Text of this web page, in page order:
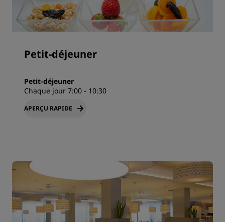
Petit-déjeuner
Petit-déjeuner
Chaque jour 7:00 - 10:30
APERÇU RAPIDE